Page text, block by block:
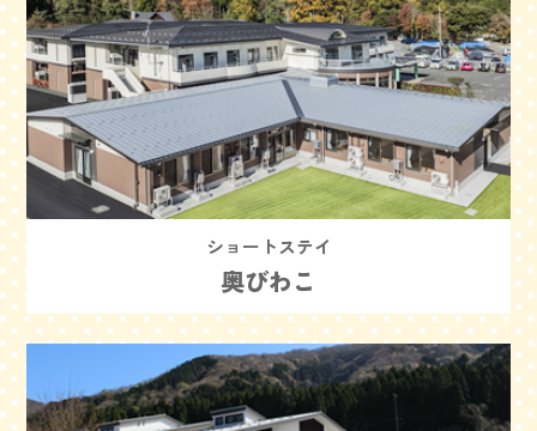
ショートステイ
奥びわこ